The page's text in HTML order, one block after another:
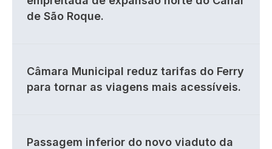
de São Roque.
Câmara Municipal reduz tarifas do Ferry
para tornar as viagens mais acessíveis.
Passagem inferior do novo viaduto da